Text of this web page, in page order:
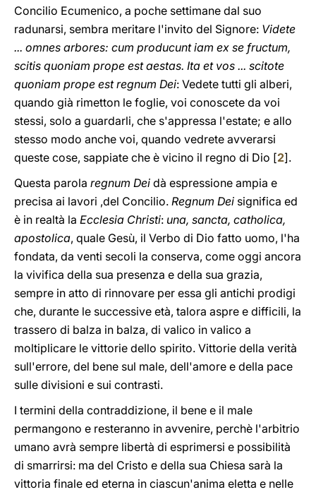
Concilio Ecumenico, a poche settimane dal suo
radunarsi, sembra meritare l'invito del Signore: Videte
... omnes arbores: cum producunt iam ex se fructum,
scitis quoniam prope est aestas. Ita et vos ... scitote
quoniam prope est regnum Dei: Vedete tutti gli alberi,
quando già rimetton le foglie, voi conoscete da voi
stessi, solo a guardarli, che s'appressa l'estate; e allo
stesso modo anche voi, quando vedrete avverarsi
queste cose, sappiate che è vicino il regno di Dio [2].
Questa parola regnum Dei dà espressione ampia e
precisa ai lavori ,del Concilio. Regnum Dei significa ed
è in realtà la Ecclesia Christi: una, sancta, catholica,
apostolica, quale Gesù, il Verbo di Dio fatto uomo, l'ha
fondata, da venti secoli la conserva, come oggi ancora
la vivifica della sua presenza e della sua grazia,
sempre in atto di rinnovare per essa gli antichi prodigi
che, durante le successive età, talora aspre e difficili, la
trassero di balza in balza, di valico in valico a
moltiplicare le vittorie dello spirito. Vittorie della verità
sull'errore, del bene sul male, dell'amore e della pace
sulle divisioni e sui contrasti.
I termini della contraddizione, il bene e il male
permangono e resteranno in avvenire, perchè l'arbitrio
umano avrà sempre libertà di esprimersi e possibilità
di smarrirsi: ma del Cristo e della sua Chiesa sarà la
vittoria finale ed eterna in ciascun'anima eletta e nelle